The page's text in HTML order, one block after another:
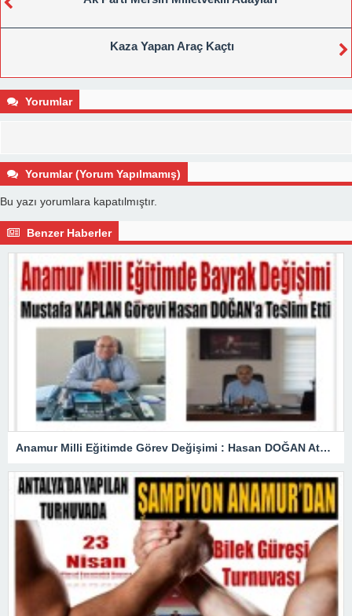
Kaza Yapan Araç Kaçtı
Yorumlar
Yorumlar (Yorum Yapılmamış)
Bu yazı yorumlara kapatılmıştır.
Benzer Haberler
Anamur Milli Eğitimde Görev Değişimi : Hasan DOĞAN Atandı